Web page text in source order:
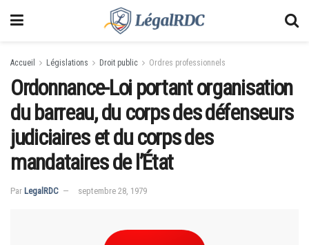
Accueil Législations Droit public Ordres professionnels
Ordonnance-Loi portant organisation
du barreau, du corps des défenseurs
judiciaires et du corps des
mandataires de l’État
Par LegalRDC septembre 28, 1979